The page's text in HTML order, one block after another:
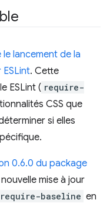
lancement de la
. Cette
ESLint ( require-
CSS que
si elles
0.6.0 du package
mise à jour
require-baseline en